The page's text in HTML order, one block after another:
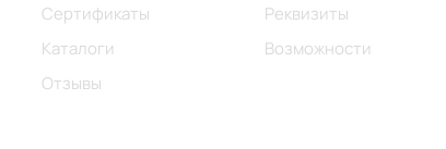
Сертификаты
Каталоги
Отзывы
Реквизиты
Возможности